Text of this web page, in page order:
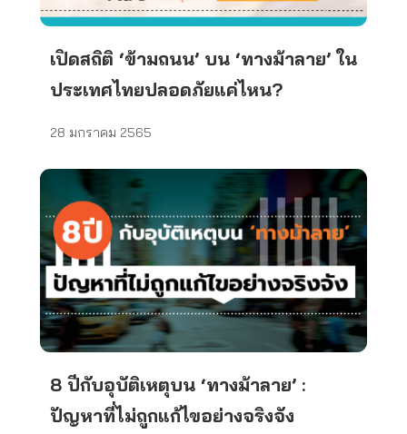
เปิดสถิติ ‘ข้ามถนน’ บน ‘ทางม้าลาย’ ใน
ประเทศไทยปลอดภัยแค่ไหน?
28 มกราคม 2565
8 ปีกับอุบัติเหตุบน ‘ทางม้าลาย’ :
ปัญหาที่ไม่ถูกแก้ไขอย่างจริงจัง